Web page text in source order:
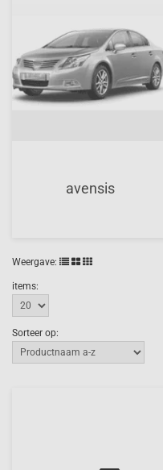
avensis
Weergave:
items:
Sorteer op: